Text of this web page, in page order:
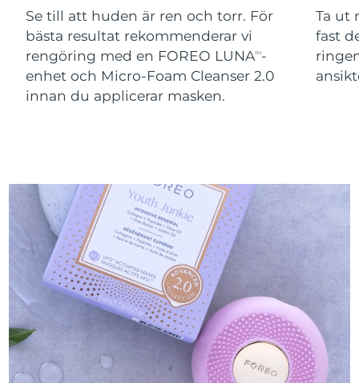
Se till att huden är ren och torr. För
bästa resultat rekommenderar vi
rengöring med en FOREO LUNATM-
enhet och Micro-Foam Cleanser 2.0
innan du applicerar masken.
Ta ut
fast
08/08/2026
Taiwan Förväntad leverans 13/08/2026
Thailand
Arabemiraten
09/08/2026
Storbritannien
Förväntad leverans
USA
Uzbekistan Förväntad leverans13/08/2026
Vietnam Förväntad leverans 14/08/2026